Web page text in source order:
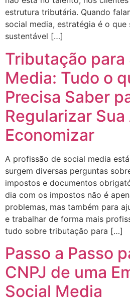
estrutura tributária. Quando
social media, estratégia é o que
sustentável […]
Tributação para
Media: Tudo o
Precisa Saber
Regularizar
Economizar
A profissão de social media
surgem diversas perguntas
impostos e documentos
dia com os impostos não é
problemas, mas também para
e trabalhar de forma mais
tudo sobre tributação para […]
Passo a Passo
CNPJ de uma
Social Media